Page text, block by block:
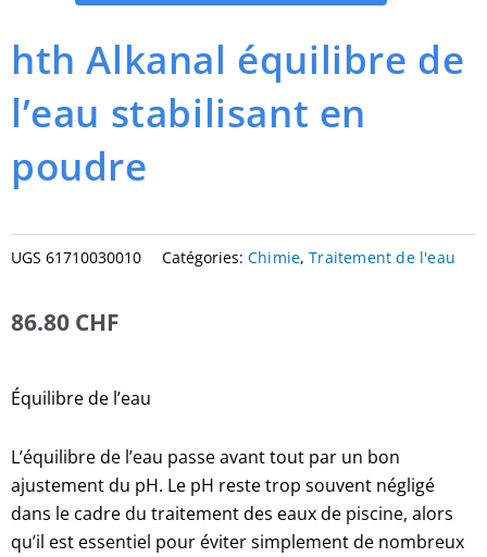
hth Alkanal équilibre de
l’eau stabilisant en
poudre
UGS 61710030010 Catégories: Chimie,Traitement de l'eau
86.80 CHF
Équilibre de l’eau
L’équilibre de l’eau passe avant tout par un bon
ajustement du pH. Le pH reste trop souvent négligé
dans le cadre du traitement des eaux de piscine, alors
qu’il est essentiel pour éviter simplement de nombreux